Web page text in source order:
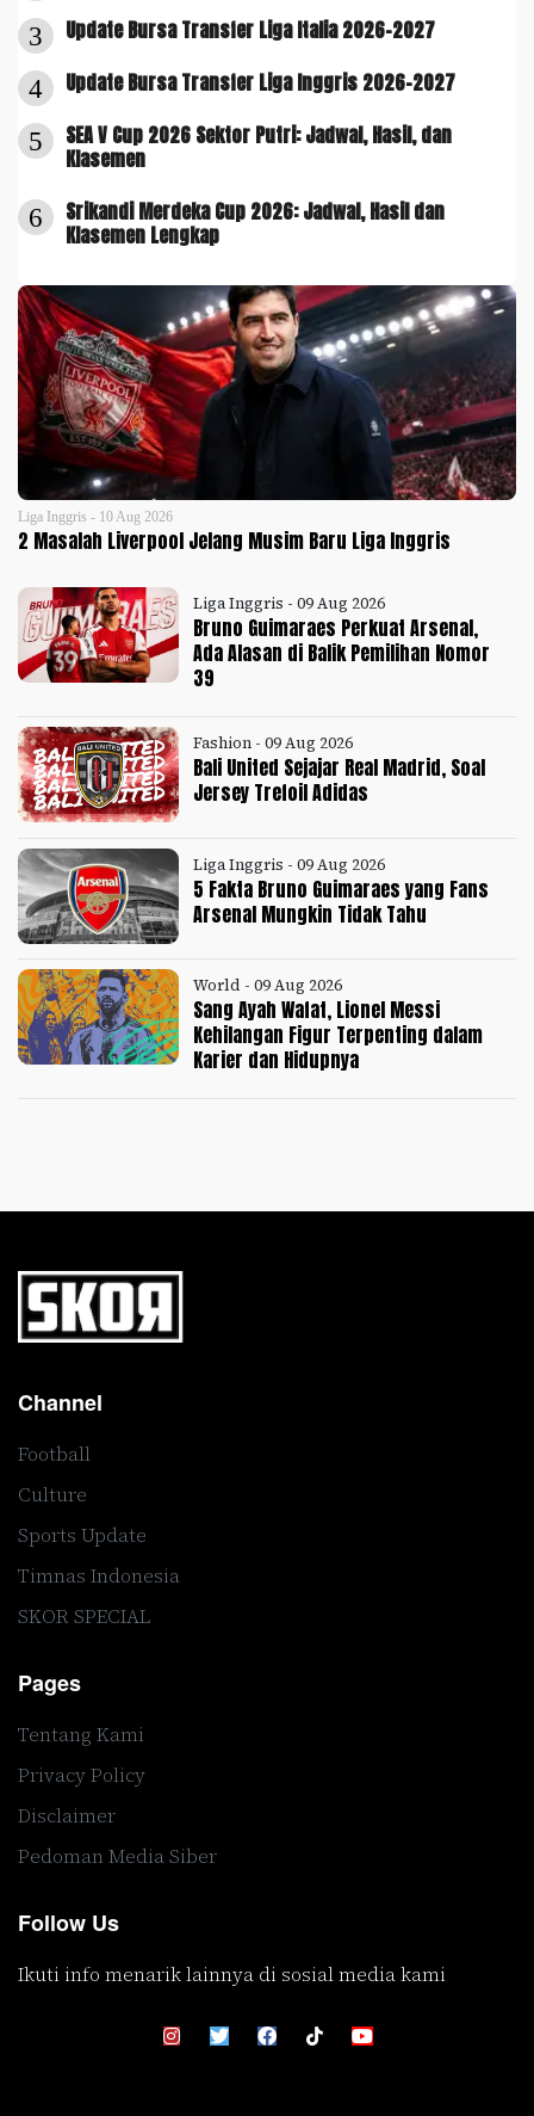
3 Update Bursa Transfer Liga Italia 2026-2027
4 Update Bursa Transfer Liga Inggris 2026-2027
5
SEA V Cup 2026 Sektor Putri: Jadwal, Hasil, dan
Klasemen
6
Srikandi Merdeka Cup 2026: Jadwal, Hasil dan
Klasemen Lengkap
Liga Inggris - 10 Aug 2026
2 Masalah Liverpool Jelang Musim Baru Liga Inggris
Liga Inggris - 09 Aug 2026
Bruno Guimaraes Perkuat Arsenal,
Ada Alasan di Balik Pemilihan Nomor
39
Fashion - 09 Aug 2026
Bali United Sejajar Real Madrid, Soal
Jersey Trefoil Adidas
Liga Inggris - 09 Aug 2026
5 Fakta Bruno Guimaraes yang Fans
Arsenal Mungkin Tidak Tahu
World - 09 Aug 2026
Sang Ayah Wafat, Lionel Messi
Kehilangan Figur Terpenting dalam
Karier dan Hidupnya
Channel
Football
Culture
Sports Update
Timnas Indonesia
SKOR SPECIAL
Pages
Tentang Kami
Privacy Policy
Disclaimer
Pedoman Media Siber
Follow Us
Ikuti info menarik lainnya di sosial media kami